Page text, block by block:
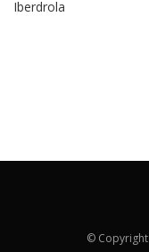
Iberdrola
© Copyright